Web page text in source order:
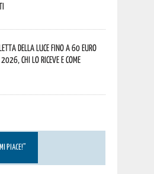
della luce fino a 60 euro
chi lo riceve e come
PIACE!”